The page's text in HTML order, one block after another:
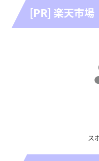
[PR] 楽天市場
ス